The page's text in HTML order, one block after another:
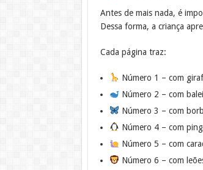
Antes de mais nada, é
Dessa forma, a criança
Cada página traz:
Número 1 – com
Número 2 – com
Número 3 – com
Número 4 – com
Número 5 – com
Número 6 – com